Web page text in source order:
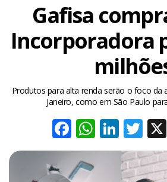
Gafisa
Incorporadora
Produtos para alta renda serão o foco da
Janeiro, como em São Paulo
Facebook